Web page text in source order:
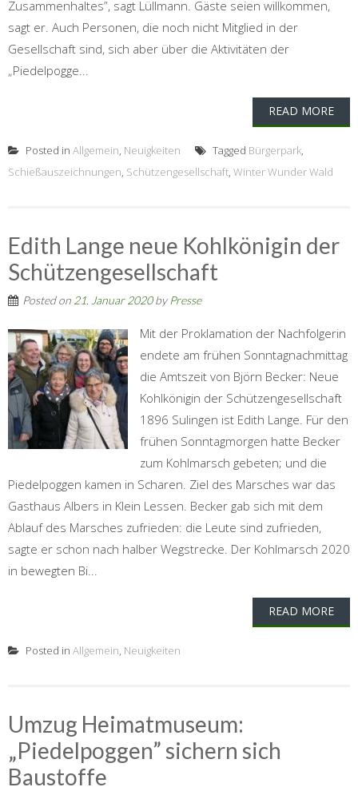
Zusammenhaltes”, sagt Lüllmann. Gäste seien willkommen,
sagt er. Auch Personen, die noch nicht Mitglied in der
Gesellschaft sind, sich aber über die Aktivitäten der
„Piedelpogge...
READ MORE
Posted in Allgemein, Neuigkeiten Tagged Bürgerpark,
Schießauszeichnungen, Schützengesellschaft, Winter Wunder Wald
Edith Lange neue Kohlkönigin der
Schützengesellschaft
Posted on 21. Januar 2020by Presse
Mit der Proklamation der Nachfolgerin
endete am frühen Sonntagnachmittag
die Amtszeit von Björn Becker: Neue
Kohlkönigin der Schützengesellschaft
1896 Sulingen ist Edith Lange. Für den
frühen Sonntagmorgen hatte Becker
zum Kohlmarsch gebeten; und die
Piedelpoggen kamen in Scharen. Ziel des Marsches war das
Gasthaus Albers in Klein Lessen. Becker gab sich mit dem
Ablauf des Marsches zufrieden: die Leute sind zufrieden,
sagte er schon nach halber Wegstrecke. Der Kohlmarsch 2020
in bewegten Bi...
READ MORE
Posted in Allgemein, Neuigkeiten
Umzug Heimatmuseum:
„Piedelpoggen” sichern sich
Baustoffe